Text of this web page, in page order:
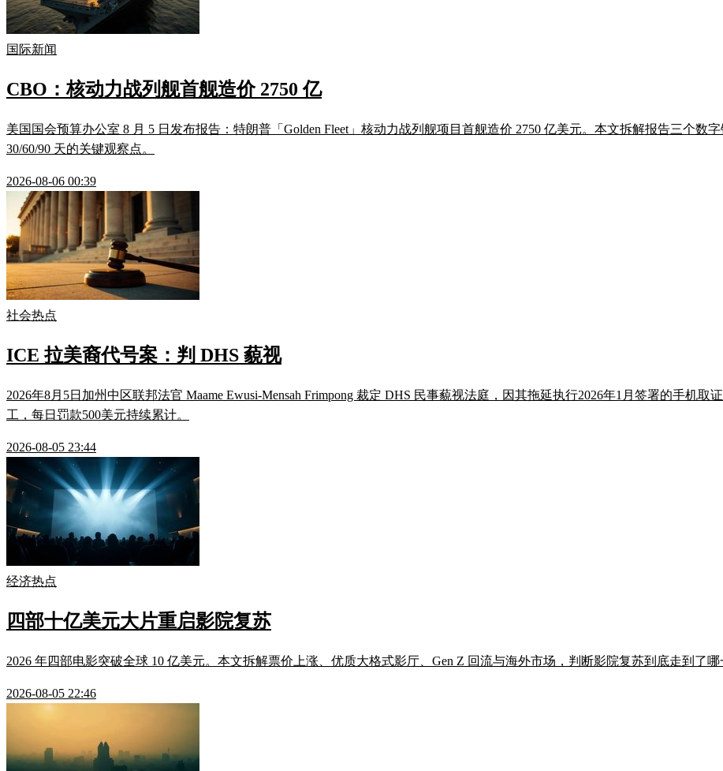
国际新闻
CBO：核动力战列舰首舰造价 2750 亿
美国国会预算办公室 8 月 5 日发布报告：特朗普「Golden Fleet」核动力战列舰项目首舰造价 2750 亿美元。本文拆解报告三个数
30/60/90 天的关键观察点。
2026-08-06 00:39
社会热点
ICE 拉美裔代号案：判 DHS 藐视
2026年8月5日加州中区联邦法官 Maame Ewusi-Mensah Frimpong 裁定 DHS 民事藐视法庭，因其拖延执行2026年1月签署的手机
工，每日罚款500美元持续累计。
2026-08-05 23:44
经济热点
四部十亿美元大片重启影院复苏
2026 年四部电影突破全球 10 亿美元。本文拆解票价上涨、优质大格式影厅、Gen Z 回流与海外市场，判断影院复苏到底走到了哪
2026-08-05 22:46